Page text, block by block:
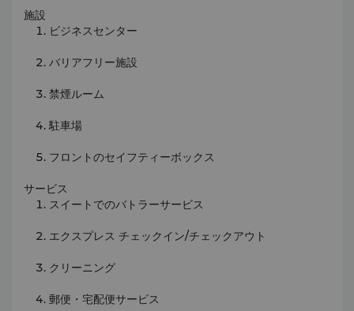
施設
ビジネスセンター
バリアフリー施設
禁煙ルーム
駐車場
フロントのセイフティーボックス
サービス
スイートでのバトラーサービス
エクスプレス チェックイン/チェックアウト
クリーニング
郵便・宅配便サービス